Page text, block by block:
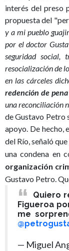
interés del preso
propuesta del
y a mi pueblo
por el doctor
seguridad social,
resocialización de
en las cárceles
redención de
una reconciliación
de Gustavo Petro
apoyo. De hecho,
del Río, señaló
una condena en
organización
Gustavo Petro.
Quiero
Figueroa
me
— Miguel